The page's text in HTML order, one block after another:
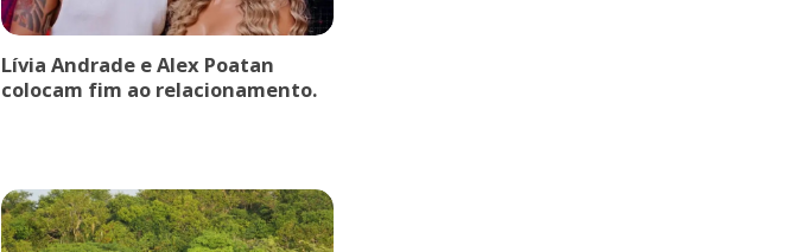
Lívia Andrade e Alex Poatan
colocam fim ao relacionamento.